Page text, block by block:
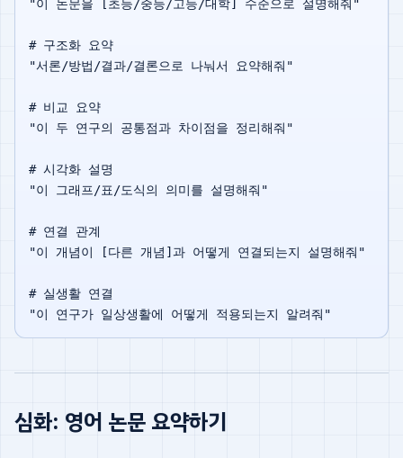
"이 논문을 [초등/중등/고등/대학] 수준으로 설명해줘"
# 구조화 요약
"서론/방법/결과/결론으로 나눠서 요약해줘"
# 비교 요약
"이 두 연구의 공통점과 차이점을 정리해줘"
# 시각화 설명
"이 그래프/표/도식의 의미를 설명해줘"
# 연결 관계
"이 개념이 [다른 개념]과 어떻게 연결되는지 설명해줘"
# 실생활 연결
심화: 영어 논문 요약하기